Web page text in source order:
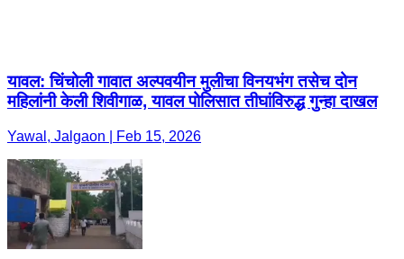
यावल: चिंचोली गावात अल्पवयीन मुलीचा विनयभंग तसेच दोन
महिलांनी केली शिवीगाळ, यावल पोलिसात तीघांविरुद्ध गुन्हा दाखल
Yawal, Jalgaon | Feb 15, 2026